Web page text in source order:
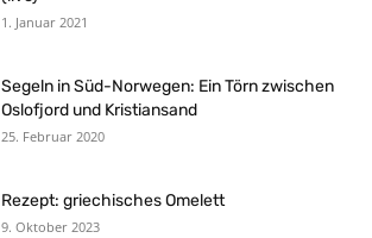
1. Januar 2021
Segeln in Süd-Norwegen: Ein Törn zwischen
Oslofjord und Kristiansand
25. Februar 2020
Rezept: griechisches Omelett
9. Oktober 2023